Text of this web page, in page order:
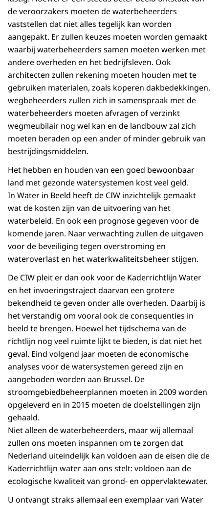
de veroorzakers moeten de waterbeheerders
vaststellen dat niet alles tegelijk kan worden
aangepakt. Er zullen keuzes moeten worden gemaakt
waarbij waterbeheerders samen moeten werken met
andere overheden en het bedrijfsleven. Ook
architecten zullen rekening moeten houden met te
gebruiken materialen, zoals koperen dakbedekkingen,
wegbeheerders zullen zich in samenspraak met de
waterbeheerders moeten afvragen of verzinkt
wegmeubilair nog wel kan en de landbouw zal zich
moeten beraden op een ander of minder gebruik van
bestrijdingsmiddelen.
Het hebben en houden van een goed bewoonbaar
land met gezonde watersystemen kost veel geld.
In Water in Beeld heeft de CIW inzichtelijk gemaakt
wat de kosten zijn van de uitvoering van het
waterbeleid. En ook een prognose gegeven voor de
komende jaren. Naar verwachting zullen de uitgaven
voor de beveiliging tegen overstroming en
wateroverlast en het waterkwaliteitsbeheer stijgen.
De CIW pleit er dan ook voor de Kaderrichtlijn Water
en het invoeringstraject daarvan een grotere
bekendheid te geven onder alle overheden. Daarbij is
het verstandig om vooral ook de consequenties in
beeld te brengen. Hoewel het tijdschema van de
richtlijn nog veel ruimte lijkt te bieden, is dat niet het
geval. Eind volgend jaar moeten de economische
analyses voor de watersystemen gereed zijn en
aangeboden worden aan Brussel. De
stroomgebiedbeheerplannen moeten in 2009 worden
opgeleverd en in 2015 moeten de doelstellingen zijn
gehaald.
Niet alleen de waterbeheerders, maar wij allemaal
zullen ons moeten inspannen om te zorgen dat
Nederland uiteindelijk kan voldoen aan de eisen die de
Kaderrichtlijn water aan ons stelt: voldoen aan de
ecologische kwaliteit van grond- en oppervlaktewater.
U ontvangt straks allemaal een exemplaar van Water